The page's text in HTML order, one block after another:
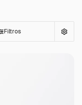
Filtros